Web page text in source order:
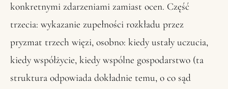
konkretnymi zdarzeniami zamiast ocen. Część
trzecia: wykazanie zupełności rozkładu przez
pryzmat trzech więzi, osobno: kiedy ustały uczucia,
kiedy współżycie, kiedy wspólne gospodarstwo (ta
struktura odpowiada dokładnie temu, o co sąd